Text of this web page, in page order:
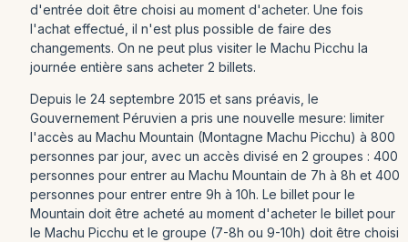
d'entrée doit être choisi au moment d'acheter. Une fois
l'achat effectué, il n'est plus possible de faire des
changements. On ne peut plus visiter le Machu Picchu la
journée entière sans acheter 2 billets.
Depuis le 24 septembre 2015 et sans préavis, le
Gouvernement Péruvien a pris une nouvelle mesure: limiter
l'accès au Machu Mountain (Montagne Machu Picchu) à 800
personnes par jour, avec un accès divisé en 2 groupes : 400
personnes pour entrer au Machu Mountain de 7h à 8h et 400
personnes pour entrer entre 9h à 10h. Le billet pour le
Mountain doit être acheté au moment d'acheter le billet pour
le Machu Picchu et le groupe (7-8h ou 9-10h) doit être choisi